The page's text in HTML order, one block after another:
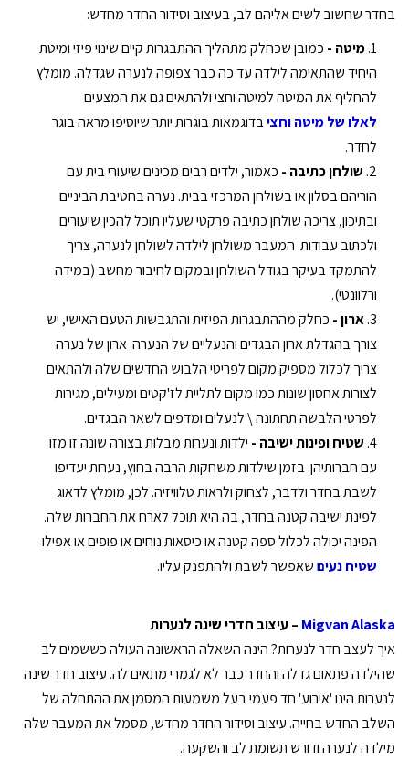
בחדר שחשוב לשים אליהם לב, בעיצוב וסידור החדר מחדש:
מיטה - כמובן שכחלק מתהליך ההתבגרות קיים שינוי פיזי ומיטת
היחיד שהתאימה לילדה עד כה כבר צפופה לנערה שגדלה. מומלץ
להחליף את המיטה למיטה וחצי ולהתאים גם את המצעים
לאלו של מיטה וחציבדוגמאות בוגרות יותר שיוסיפו מראה בוגר
לחדר.
שולחן כתיבה - כאמור, ילדים רבים מכינים שיעורי בית עם
הוריהם בסלון או בשולחן המרכזי בבית. נערה בחטיבת הביניים
ובתיכון, צריכה שולחן כתיבה פרקטי שעליו תוכל להכין שיעורים
ולכתוב עבודות. המעבר משולחן לילדה לשולחן לנערה, צריך
להתמקד בעיקר בגודל השולחן ובמקום לחיבור מחשב (במידה
ורלוונטי).
ארון - כחלק מההתבגרות הפיזית והתגבשות הטעם האישי, יש
צורך בהגדלת ארון הבגדים והנעליים של הנערה. ארון של נערה
צריך לכלול מספיק מקום לפריטי הלבוש החדשים שלה ולהתאים
לצורות אחסון שונות כמו מקום לתליית לז'קטים ומעילים, מגירות
לפרטי הלבשה תחתונה \ לנעלים ומדפים לשאר הבגדים.
שטיח ופינות ישיבה - ילדות ונערות מבלות בצורה שונה זו מזו
עם חברותיהן. בזמן שילדות משחקות הרבה בחוץ, נערות יעדיפו
לשבת בחדר ולדבר, לצחוק ולראות טלוויזיה. לכן, מומלץ לדאוג
לפינת ישיבה קטנה בחדר, בה היא תוכל לארח את החברות שלה.
הפינה יכולה לכלול ספה קטנה או כיסאות נוחים או פופים או אפילו
שטיח נעיםשאפשר לשבת ולהתפנק עליו.
Migvan Alaska – עיצוב חדרי שינה לנערות
איך לעצב חדר לנערות? הינה השאלה הראשונה העולה כששמים לב
שהילדה פתאום גדלה והחדר כבר לא לגמרי מתאים לה. עיצוב חדר שינה
לנערות הינו 'אירוע' חד פעמי בעל משמעות המסמן את ההתחלה של
השלב החדש בחייה. עיצוב וסידור החדר מחדש, מסמל את המעבר שלה
מילדה לנערה ודורש תשומת לב והשקעה.